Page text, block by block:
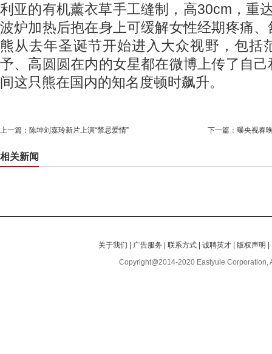
利亚的有机薰衣草手工缝制，高30cm，重
波炉加热后抱在身上可缓解女性经期疼痛
熊从去年圣诞节开始进入大众视野，包括
予、高圆圆在内的女星都在微博上传了自
间这只熊在国内的知名度顿时飙升。
上一篇： 陈坤刘嘉玲新片上演“禁忌爱情” 下一篇： 曝央视春
相关新闻
关于我们 广告服务 |联系方式 |诚聘英才 版权声明
Copyright@2014-2020 Eastyule